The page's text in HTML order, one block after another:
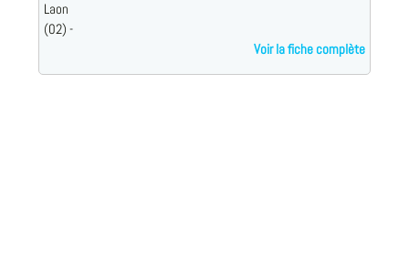
Laon
(02) -
Voir la fiche complète